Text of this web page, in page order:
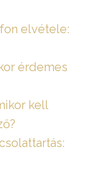
elvétele:
érdemes
kell